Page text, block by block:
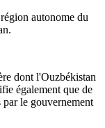
autonome du
dont l'Ouzbékistan
également que de
par le gouvernement